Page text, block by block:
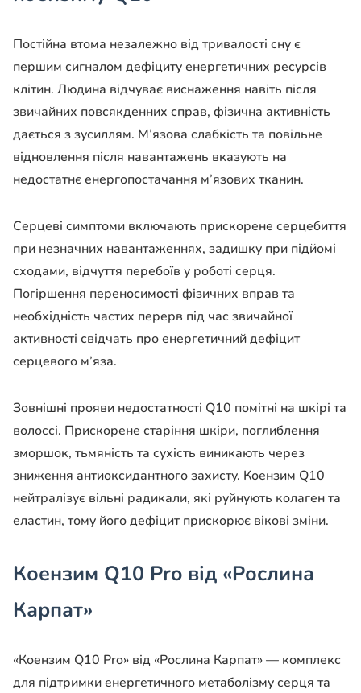
Постійна втома незалежно від тривалості сну є
першим сигналом дефіциту енергетичних ресурсів
клітин. Людина відчуває виснаження навіть після
звичайних повсякденних справ, фізична активність
дається з зусиллям. М’язова слабкість та повільне
відновлення після навантажень вказують на
недостатнє енергопостачання м’язових тканин.
Серцеві симптоми включають прискорене серцебиття
при незначних навантаженнях, задишку при підйомі
сходами, відчуття перебоїв у роботі серця.
Погіршення переносимості фізичних вправ та
необхідність частих перерв під час звичайної
активності свідчать про енергетичний дефіцит
серцевого м’яза.
Зовнішні прояви недостатності Q10 помітні на шкірі та
волоссі. Прискорене старіння шкіри, поглиблення
зморшок, тьмяність та сухість виникають через
зниження антиоксидантного захисту. Коензим Q10
нейтралізує вільні радикали, які руйнують колаген та
еластин, тому його дефіцит прискорює вікові зміни.
Коензим Q10 Pro від «Рослина
Карпат»
«Коензим Q10 Pro» від «Рослина Карпат» — комплекс
для підтримки енергетичного метаболізму серця та